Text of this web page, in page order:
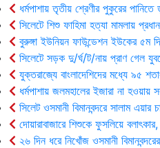
ধর্মপাশায় তৃতীয় শ্রেণীর পুকুরের
সিলেটে শিশু ফাহিমা হত্যা মামলায়
বুরুঙ্গা ইউনিয়ন ফাউন্ডেশন ইউকের ৫ম
সিলেটে সড়ক দু/র্ঘ/ট/নায় প্রাণ গেল
যুক্তরাজ্যে বাংলাদেশিদের মধ্যে ৯৫
ধর্মপাশায় জলমহালের ইজারা না হওয়ায়
সিলেট ওসমানী বিমানবন্দরে সালাম
দোয়ারাবাজারে শিশুকে ফুসলিয়ে
২৬ দিন ধরে নিখোঁজ ওসমানী